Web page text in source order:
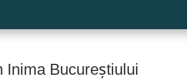
Inima Bucureștiului